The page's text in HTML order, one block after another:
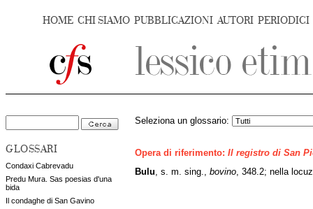
HOME CHI SIAMO PUBBLICAZIONI AUTORI PERIODICI
GLOSSARI
Condaxi Cabrevadu
Predu Mura. Sas poesias d'una
bida
Il condaghe di San Gavino
Seleziona un glossario:
Opera di riferimento: Il registro di San
Bulu , s. m. sing., bovino , 348.2; nella